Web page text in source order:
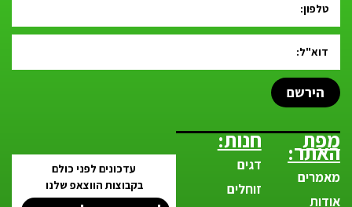
הירשם
מפת
האתר:
מאמרים
אודות
חנות:
דגים
זוחלים
עדכונים לפני כולם
בקבוצות הווצאפ שלנו